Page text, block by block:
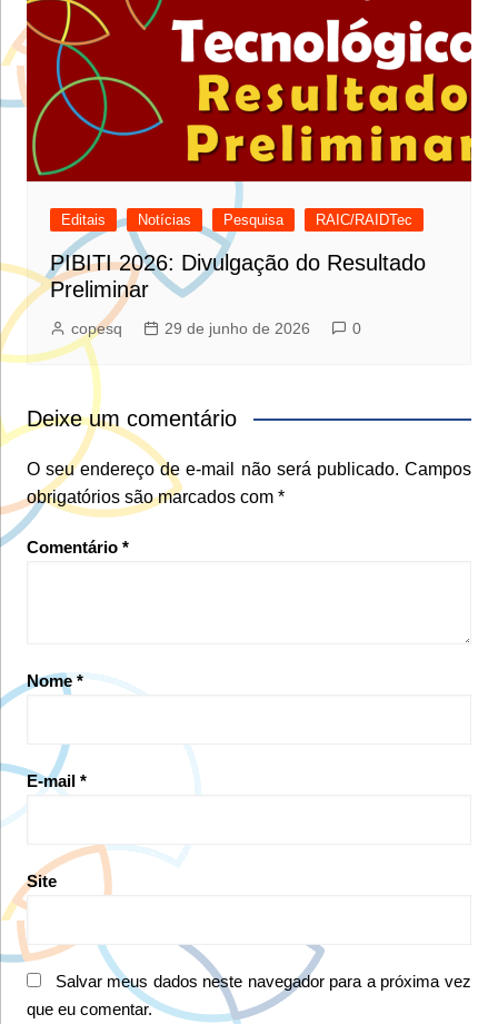
Editais Notícias Pesquisa RAIC/RAIDTec
PIBITI 2026: Divulgação do Resultado
Preliminar
copesq 29 de junho de 2026 0
Deixe um comentário
O seu endereço de e-mail não será publicado. Campos
obrigatórios são marcados com *
Comentário *
Nome *
E-mail *
Site
Salvar meus dados neste navegador para a próxima vez
que eu comentar.